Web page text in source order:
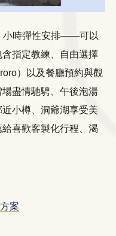
小時彈性安排——可以
指定教練、自由選擇
）以及餐廳預約與觀
盡情馳騁、午後泡湯
小樽、洞爺湖享受美
喜歡客製化行程、渴
案